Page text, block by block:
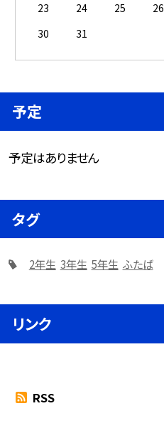
23
24 25 26
30
31
予定
予定はありません
タグ
2年生 3年生 5年生 ふたば
リンク
RSS